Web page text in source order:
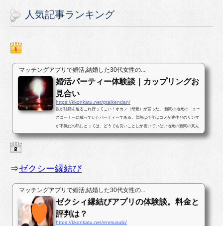
人気記事ランキング
マッチングアプリで婚活,結婚した30代女性の...
婚活パーティー体験談｜カップリングお
見合い
https://kkonkatu.net/ptaikendan/
親が結婚を迫るこれ行ってこい！オカン（母親）が言った。 新聞の地元のニュー
スコーナーに載っていたパーティーである。普段は今年はコメが豊作だのサンマ
が不漁だの私にとっては、どうでも良いことしか書いていない地元の新聞の真ん
中ほどのページに婚活パー...
⇒ゼクシー縁結び
マッチングアプリで婚活,結婚した30代女性の...
ゼクシィ縁結びアプリの体験談。料金と
評判は？
https://kkonkatu.net/enmusubi/